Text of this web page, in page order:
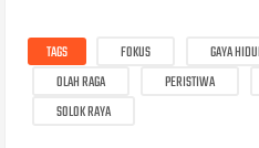
TAGS FOKUS GAYA
OLAH RAGA
PERISTIWA
SOLOK RAYA